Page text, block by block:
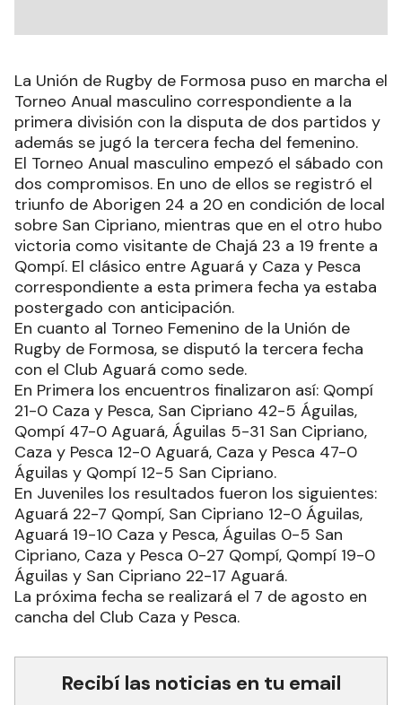
La Unión de Rugby de Formosa puso en marcha el
Torneo Anual masculino correspondiente a la
primera división con la disputa de dos partidos y
además se jugó la tercera fecha del femenino.
El Torneo Anual masculino empezó el sábado con
dos compromisos. En uno de ellos se registró el
triunfo de Aborigen 24 a 20 en condición de local
sobre San Cipriano, mientras que en el otro hubo
victoria como visitante de Chajá 23 a 19 frente a
Qompí. El clásico entre Aguará y Caza y Pesca
correspondiente a esta primera fecha ya estaba
postergado con anticipación.
En cuanto al Torneo Femenino de la Unión de
Rugby de Formosa, se disputó la tercera fecha
con el Club Aguará como sede.
En Primera los encuentros finalizaron así: Qompí
21-0 Caza y Pesca, San Cipriano 42-5 Águilas,
Qompí 47-0 Aguará, Águilas 5-31 San Cipriano,
Caza y Pesca 12-0 Aguará, Caza y Pesca 47-0
Águilas y Qompí 12-5 San Cipriano.
En Juveniles los resultados fueron los siguientes:
Aguará 22-7 Qompí, San Cipriano 12-0 Águilas,
Aguará 19-10 Caza y Pesca, Águilas 0-5 San
Cipriano, Caza y Pesca 0-27 Qompí, Qompí 19-0
Águilas y San Cipriano 22-17 Aguará.
La próxima fecha se realizará el 7 de agosto en
cancha del Club Caza y Pesca.
Recibí las noticias en tu email